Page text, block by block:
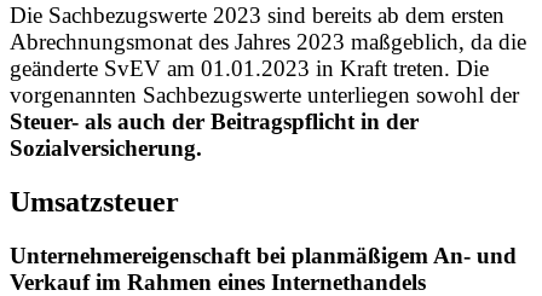
Die Sachbezugswerte 2023 sind bereits ab dem ersten
Abrechnungsmonat des Jahres 2023 maßgeblich, da die
geänderte SvEV am 01.01.2023 in Kraft treten. Die
vorgenannten Sachbezugswerte unterliegen sowohl der
Steuer- als auch der Beitragspflicht in der
Sozialversicherung.
Umsatzsteuer
Unternehmereigenschaft bei planmäßigem An- und
Verkauf im Rahmen eines Internethandels